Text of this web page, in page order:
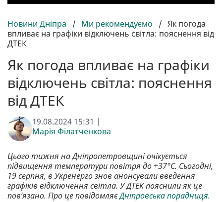
Новини Дніпра / Ми рекомендуємо / Як погода
впливає на графіки відключень світла: пояснення від
ДТЕК
Як погода впливає на графіки
відключень світла: пояснення
від ДТЕК
19.08.2024 15:31 |
Марія Філатченкова
Цього тижня на Дніпропетровщині очікується
підвищення температури повітря до +37°С. Сьогодні,
19 серпня, в Укренерго знов анонсували введення
графіків відключення світла. У ДТЕК пояснили як це
пов’язано. Про це повідомляєДніпровська порадниця.